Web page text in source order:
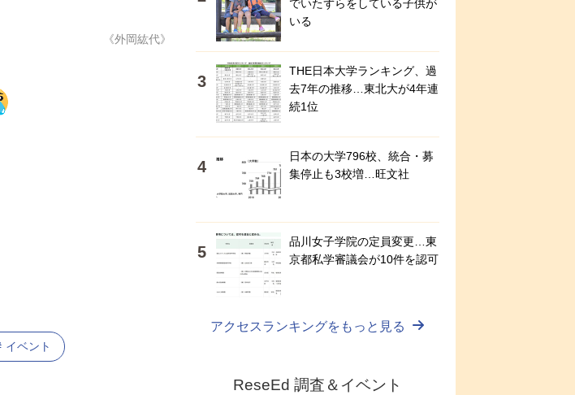
《外岡紘代》
イベント
でいたずらをしている子供が
いる
THE日本大学ランキング、過
去7年の推移…東北大が4年連
続1位
日本の大学796校、統合・募
集停止も3校増…旺文社
品川女子学院の定員変更…東
京都私学審議会が10件を認可
アクセスランキングをもっと見る
ReseEd 調査＆イベント